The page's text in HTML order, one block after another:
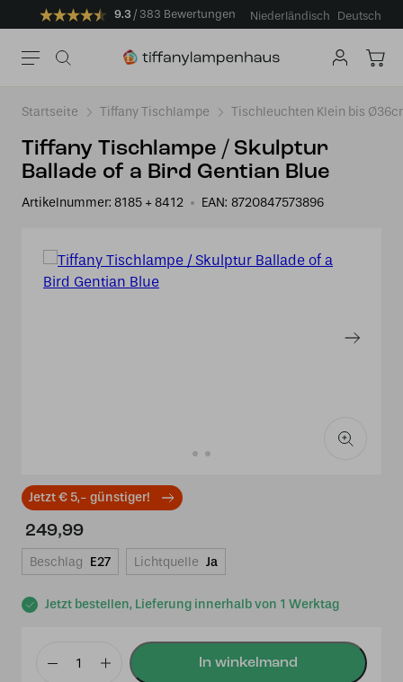
9.3 383 Bewertungen Niederländisch Deutsch
Startseite Tiffany Tischlampe Tischleuchten Klein bis
Tiffany Tischlampe / Skulptur
Ballade of a Bird Gentian Blue
Artikelnummer: 8185 + 8412 EAN: 8720847573896
Jetzt € 5,- günstiger!
Jetzt bestellen, Lieferung innerhalb von 1 Werktag
249,99
Beschlag E27 Lichtquelle Ja
Tiffany